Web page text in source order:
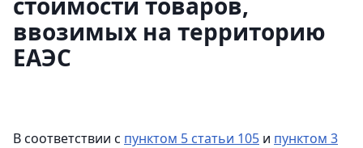
ввозимых на территорию
ЕАЭС
В соответствии с пунктом 5 статьи 105 и пунктом 3